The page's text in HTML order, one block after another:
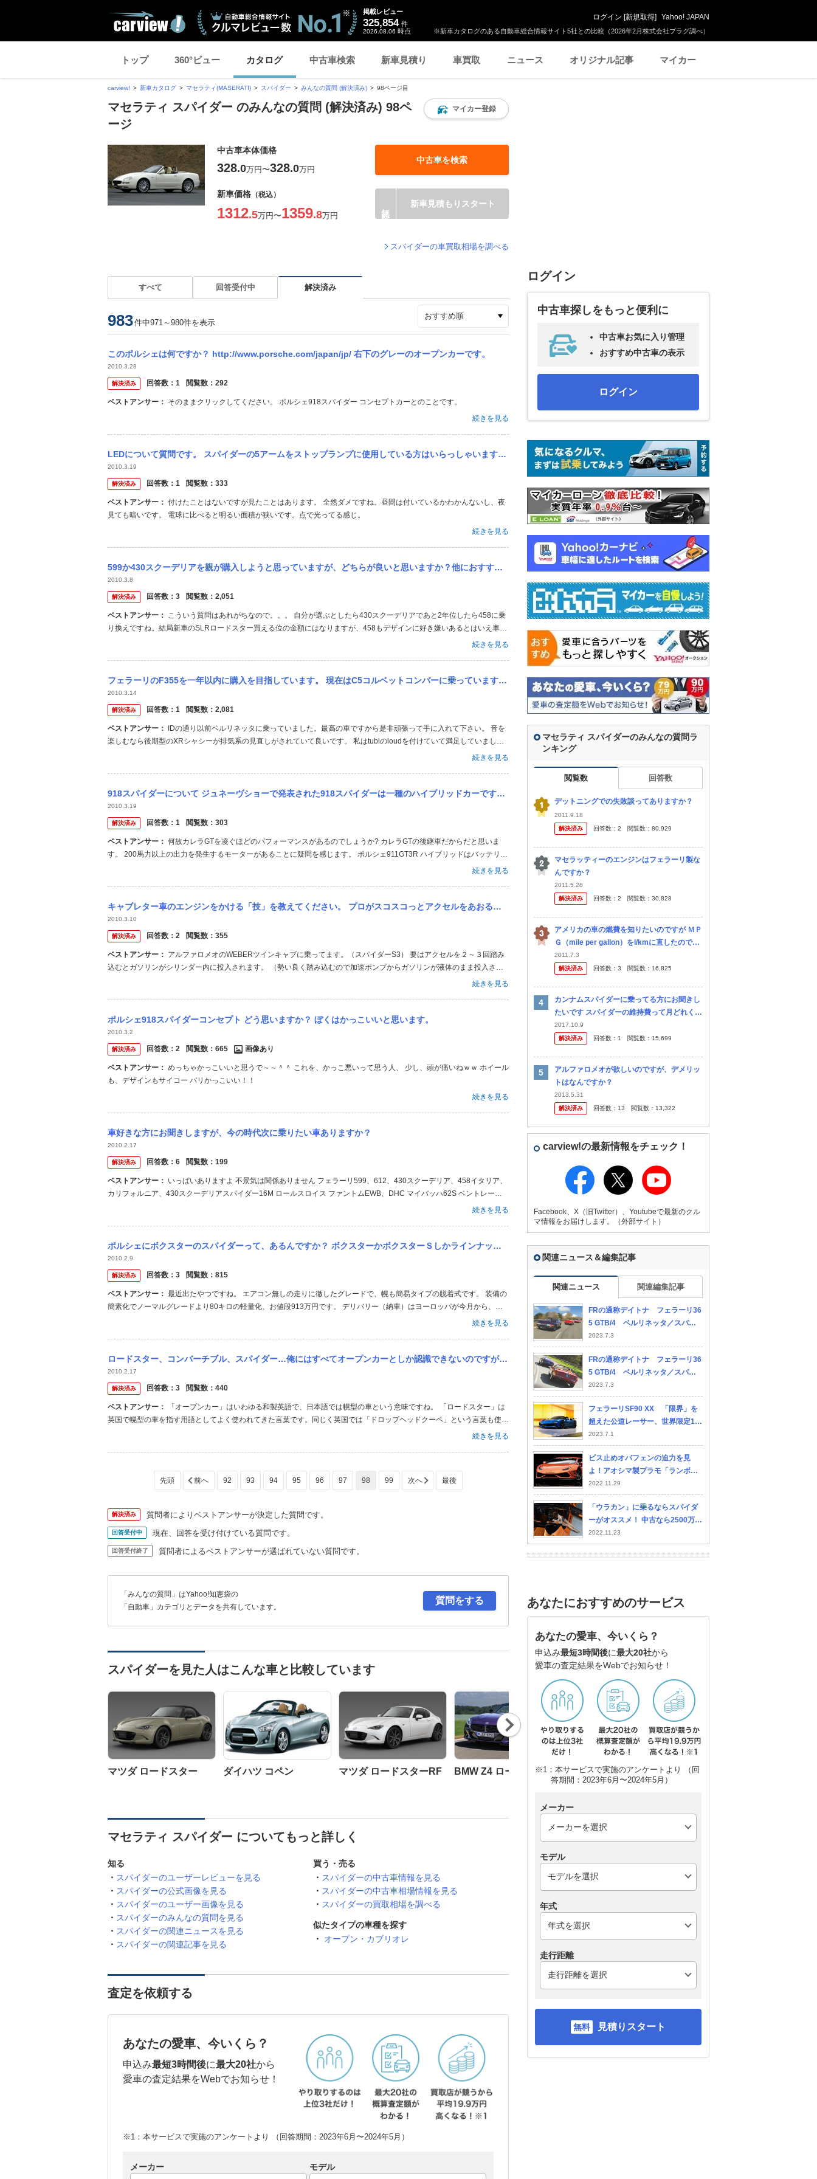
※新車カタログのある自動車総合情報サイト5社との比較（2026年2月株式会社プラグ調べ）
掲載レビュー
325,854 件
2026.08.06 時点
ログイン [新規取得] Yahoo! JAPAN
トップ 360°ビュー カタログ 中古車検索 新車見積り 車買取 ニュース オリジナル記事 マイカー
carview! 新車カタログ マセラティ(MASERATI) スパイダー みんなの質問 (解決済み) 98ページ目
マセラティ スパイダー のみんなの質問 (解決済み) 98ペ
ージ
マイカー登録
中古車本体価格
328.0万円〜328.0万円
中古車を検索
新車価格 （税込）
1312.5万円〜1359.8万円
新車見積もりスタート
スパイダーの車買取相場を調べる
すべて 回答受付中 解決済み
983件中971～980件を表示
このポルシェは何ですか？ http://www.porsche.com/japan/jp/ 右下のグレーのオープンカーです。
2010.3.28
解決済み 回答数： 1 閲覧数： 292
ベストアンサー： そのままクリックしてください。 ポルシェ918スパイダー コンセプトカーとのことです。
続きを見る
LEDについて質問です。 スパイダーの5アームをストップランプに使用している方はいらっしゃいますでしょうか？ 使用されている方がいらっしゃれば 昼間見た感じの明るさ(見え方)は純正とくらべてどの...
2010.3.19
解決済み 回答数： 1 閲覧数： 333
ベストアンサー：
見ても暗いです。 電球に比べると明るい面積が狭いです。点で光ってる感じ。
続きを見る
599か430スクーデリアを親が購入しようと思っていますが、どちらが良いと思いますか？他におすすめはありますか？ まず、自宅の駐車場は車が四台の駐車スペースがあります 今現在、親は車を三台所有し...
2010.3.8
解決済み 回答数： 3 閲覧数： 2,051
ベストアンサー：
り換えですね。結局新車のSLRロードスター買える位の金額にはなりますが、458もデザインに好き嫌いあるとはいえ車の
性能としては素晴らしいものですよ。2年後にはライバル車のマクラーレンMP4-12Cも出てますし。スクーデリアが280
続きを見る
フェラーリのF355を一年以内に購入を目指しています。 現在はC5コルベットコンバーに乗っています。 貯金は500万円弱ありあと150～200万円貯めてコルベットを売りF355を購入しようとして...
2010.3.14
解決済み 回答数： 1 閲覧数： 2,081
ベストアンサー：
楽しむなら後期型のXRシャシーが排気系の見直しがされていて良いです。 私はtubiのloudを付けていて満足していました
が、キダスペが最高という人も多いです。 tubiだとこんな感じです http://www.youtube.com/watch?v=ZKUobz9iZ_g http://
続きを見る
918スパイダーについて ジュネーヴショーで発表された918スパイダーは一種のハイブリッドカーですが、何故カレラGTを凌ぐほどのパフォーマンスがあるのでしょうか？まず、200馬力以上の出力を発生...
2010.3.19
解決済み 回答数： 1 閲覧数： 303
ベストアンサー：
す。 200馬力以上の出力を発生するモーターがあることに疑問を感じます。 ポルシェ911GT3R ハイブリッドはバッテリー
を積んでいないため163psですが、バッテリーを積めば200psくらいのモーターを搭載できると思います。 http://trendy.nik
続きを見る
キャブレター車のエンジンをかける「技」を教えてください。 プロがスコスコっとアクセルをあおる、アレです。 車は、スーパーセブンのコスワースエンジンです。
2010.3.10
解決済み 回答数： 2 閲覧数： 355
ベストアンサー：
込むとガソリンがシリンダー内に投入されます。 （勢い良く踏み込むので加速ポンプからガソリンが液体のまま投入され
ます） そこですぐにキーを捻らず、少し待つ（１０秒ほど）と内部でガソリンが気化します。 そこでキーを捻るとスロー
続きを見る
ポルシェ918スパイダーコンセプト どう思いますか？ ぼくはかっこいいと思います。
2010.3.2
解決済み 回答数： 2 閲覧数： 665 画像あり
ベストアンサー：
も、デザインもサイコー バリかっこいい！！
続きを見る
車好きな方にお聞きしますが、今の時代次に乗りたい車ありますか？
2010.2.17
解決済み 回答数： 6 閲覧数： 199
ベストアンサー：
カリフォルニア、430スクーデリアスパイダー16M ロールスロイス ファントムEWB、DHC マイバッハ62S ベントレーコ
続きを見る
ポルシェにボクスターのスパイダーって、あるんですか？ ボクスターかボクスターＳしかラインナップにないと思っていたのですが…
2010.2.9
解決済み 回答数： 3 閲覧数： 815
ベストアンサー：
簡素化でノーマルグレードより80キロの軽量化、お値段913万円です。 デリバリー（納車）はヨーロッパが今月から、日
続きを見る
ロードスター、コンバーチブル、スパイダー…俺にはすべてオープンカーとしか認識できないのですが、これらの名称の違いには何か明確な基準があるのでしょうか？
2010.2.17
解決済み 回答数： 3 閲覧数： 440
ベストアンサー：
英国で幌型の車を指す用語としてよく使われてきた言葉です。同じく英国では「ドロップヘッドクーペ」という言葉も使わ
れています。 「コンバーチブルは」米国でよく使われる言葉です。 「スパイダー」は「バルケッタ」とともに、イタリア
続きを見る
92 93 94 95 96 97 98 99
解決済み 質問者によりベストアンサーが決定した質問です。
回答受付中 現在、回答を受け付けている質問です。
回答受付終了 質問者によるベストアンサーが選ばれていない質問です。
「みんなの質問」はYahoo!知恵袋の
「自動車」カテゴリとデータを共有しています。
質問をする
スパイダーを見た人はこんな車と比較しています
マツダ ロードスター ダイハツ コペン マツダ ロードスターRF BMW Z4 ロードスター トヨタ コペン
ポルシェ 718 ボクスタ
Nex
t
マセラティ スパイダー についてもっと詳しく
知る
スパイダーのユーザーレビューを見る
スパイダーの公式画像を見る
スパイダーのユーザー画像を見る
スパイダーのみんなの質問を見る
スパイダーの関連ニュースを見る
スパイダーの関連記事を見る
買う・売る
スパイダーの中古車情報を見る
スパイダーの中古車相場情報を見る
スパイダーの買取相場を調べる
似たタイプの車種を探す
オープン・カブリオレ
査定を依頼する
あなたの愛車、今いくら？
申込み最短3時間後に最大20社から
愛車の査定結果をWebでお知らせ！
※1：本サービスで実施のアンケートより （回答期間：2023年6月〜2024年5月）
メーカー モデル
ログイン
中古車探しをもっと便利に
中古車お気に入り管理
おすすめ中古車の表示
ログイン
マセラティ スパイダーのみんなの質問ラ
ンキング
閲覧数 回答数
デットニングでの失敗談ってありますか？
2011.9.18
解決済み
回答数： 2 閲覧数： 80,929
マセラッティーのエンジンはフェラーリ製な
んですか？
2011.5.28
解決済み
回答数： 2 閲覧数： 30,828
アメリカの車の燃費を知りたいのですが ＭＰ
Ｇ（mile per gallon）をl/kmに直したのです
がどう計算すればいいのですか？ 例えば３３
mpgだったら？回答お願いします！
2011.7.3
解決済み
回答数： 3 閲覧数： 16,825
カンナムスパイダーに乗ってる方にお聞きし
たいです スパイダーの維持費って月どれくら
いかかりますか？ 2年に一度の車検には、い
くらぐらいかかりますか？ それからスパイダ
2017.10.9
解決済み
回答数： 1 閲覧数： 15,699
アルファロメオが欲しいのですが、デメリッ
トはなんですか？
2013.5.31
解決済み
回答数： 13 閲覧数： 13,322
carview!の最新情報をチェック！
Facebook、X（旧Twitter）、Youtubeで最新のクル
マ情報をお届けします。（外部サイト）
関連ニュース＆編集記事
関連ニュース 関連編集記事
FRの通称デイトナ フェラーリ36
5 GTB/4 ベルリネッタ／スパイ
ダー／コンペティツィオーネ 後
編
2023.7.3
FRの通称デイトナ フェラーリ36
5 GTB/4 ベルリネッタ／スパイ
ダー／コンペティツィオーネ 中
編
2023.7.3
フェラーリSF90 XX 「限界」を
超えた公道レーサー、世界限定13
98台 エアロとパワー大幅強化
2023.7.1
ビス止めオバフェンの迫力を見
よ！アオシマ製プラモ「ランボル
ギーニ・ウラカン」＋トランスキ
ットを作る・前編【モデルカー
ズ】
2022.11.29
「ウラカン」に乗るならスパイダ
ーがオススメ！ 中古なら2500万円
オーバーでV10サウンドをダイレ
クトに聴けます【真夜中のブロー
カー】
2022.11.23
あなたにおすすめのサービス
あなたの愛車、今いくら？
申込み最短3時間後に最大20社から
愛車の査定結果をWebでお知らせ！
※1：本サービスで実施のアンケートより （回
答期間：2023年6月〜2024年5月）
メーカー
モデル
年式
走行距離
見積りスタート